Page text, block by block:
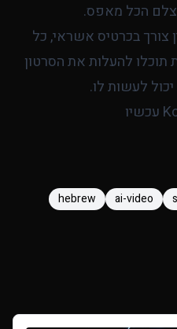
הכל מאפס.
צורך בכרטיס אשראי, כל
תוכלו להעלות את הסרטון
ai-video
hebrew